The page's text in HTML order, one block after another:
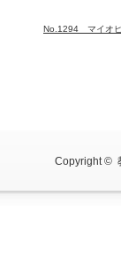
No.1294 マイオピ
Copyright ©